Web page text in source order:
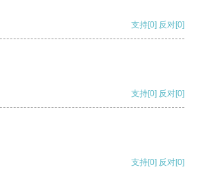
支持[0] 反对[0]
支持[0] 反对[0]
支持[0] 反对[0]